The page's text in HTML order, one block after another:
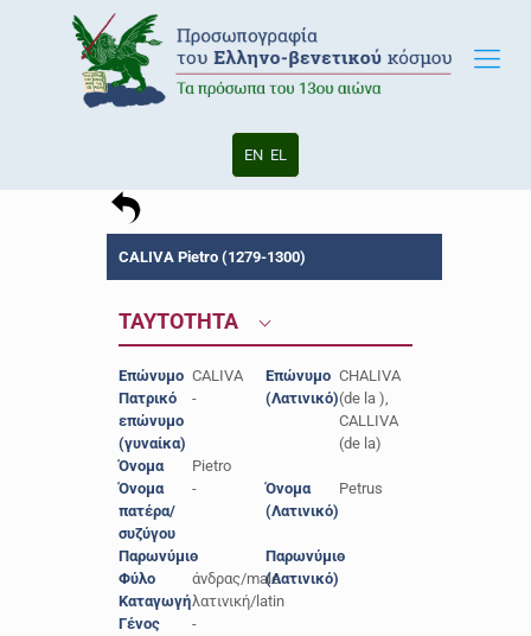
EN EL
CALIVA Pietro (1279-1300)
ΤΑΥΤΟΤΗΤΑ
Επώνυμο CALIVA
Πατρικό
επώνυμο
(γυναίκα)
-
Όνομα
Pietro
Όνομα
πατέρα/
συζύγου
-
Παρωνύμιο
-
Φύλο
άνδρας/male
Καταγωγήλατινική/latin
Γένος
-
Επώνυμο
(Λατινικό)
CHALIVA
(de la ),
CALLIVA
(de la)
Όνομα
(Λατινικό)
Petrus
Παρωνύμιο
(Λατινικό)
-